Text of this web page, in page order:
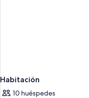
Habitación
10 huéspedes